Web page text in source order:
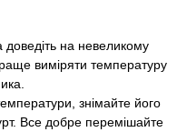
на невеликому
виміряти температуру
знімайте його
Все добре перемішайте